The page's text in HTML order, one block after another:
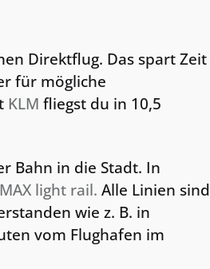
Direktflug. Das spart Zeit
für mögliche
KLM fliegst du in 10,5
Bahn in die Stadt. In
MAX light rail. Alle Linien sind
wie z. B. in
vom Flughafen im